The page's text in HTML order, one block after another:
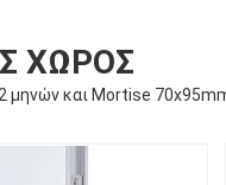
ΧΏΡΟΣ
μηνών και Mortise